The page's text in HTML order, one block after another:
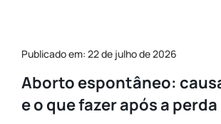
Publicado em: 22 de julho de 2026
Aborto espontâneo:
e o que fazer após a perda